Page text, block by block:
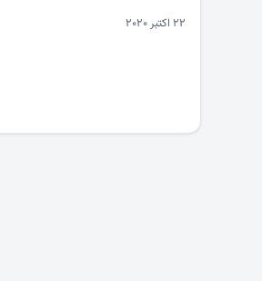
۲۲ اکتبر ۲۰۲۰